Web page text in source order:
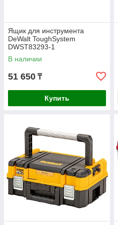
Ящик для инструмента
DeWalt ToughSystem
DWST83293-1
В наличии
51 650 ₸
Купить